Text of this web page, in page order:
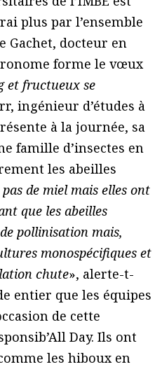
plus par l’ensemble
Gachet, docteur en
forme le vœux
et fructueux se
ingénieur d’études à
à la journée, sa
famille d’insectes en
les abeilles
de miel mais elles ont
que les abeilles
pollinisation mais,
monospécifiques et
chute», alerte-t-
entier que les équipes
de cette
Day. Ils ont
les hiboux en